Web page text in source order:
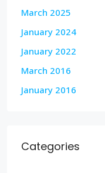
March 2025
January 2024
January 2022
March 2016
January 2016
Categories